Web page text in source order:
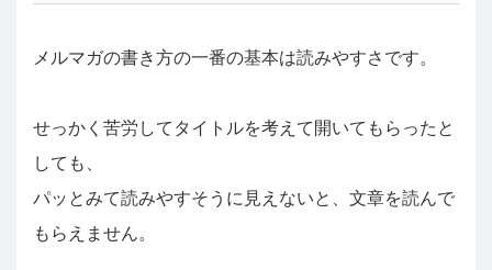
メルマガの書き方の一番の基本は読みやすさです。
せっかく苦労してタイトルを考えて開いてもらったと
しても、
パッとみて読みやすそうに見えないと、文章を読んで
もらえません。